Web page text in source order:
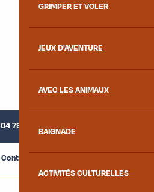
GRIMPER ET VOLER
JEUX D'AVENTURE
AVEC LES ANIMAUX
BAIGNADE
ACTIVITÉS CULTURELLES
04 79 05 63
Contactez-nous